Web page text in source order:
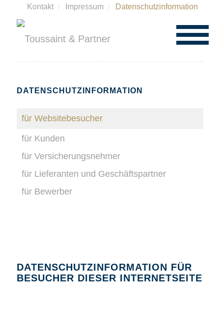
Kontakt Impressum Datenschutzinformation
DATENSCHUTZINFORMATION FÜR
BESUCHER DIESER INTERNETSEITE
DATENSCHUTZINFORMATION
für Websitebesucher
für Kunden
für Versicherungsnehmer
für Lieferanten und Geschäftspartner
für Bewerber